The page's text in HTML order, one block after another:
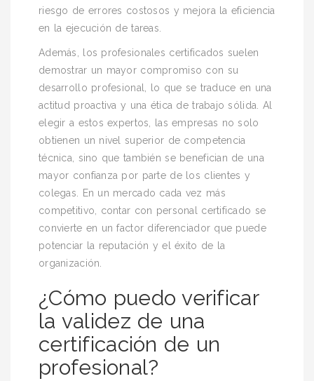
riesgo de errores costosos y mejora la eficiencia
en la ejecución de tareas.
Además, los profesionales certificados suelen
demostrar un mayor compromiso con su
desarrollo profesional, lo que se traduce en una
actitud proactiva y una ética de trabajo sólida. Al
elegir a estos expertos, las empresas no solo
obtienen un nivel superior de competencia
técnica, sino que también se benefician de una
mayor confianza por parte de los clientes y
colegas. En un mercado cada vez más
competitivo, contar con personal certificado se
convierte en un factor diferenciador que puede
potenciar la reputación y el éxito de la
organización.
¿Cómo puedo verificar
la validez de una
certificación de un
profesional?